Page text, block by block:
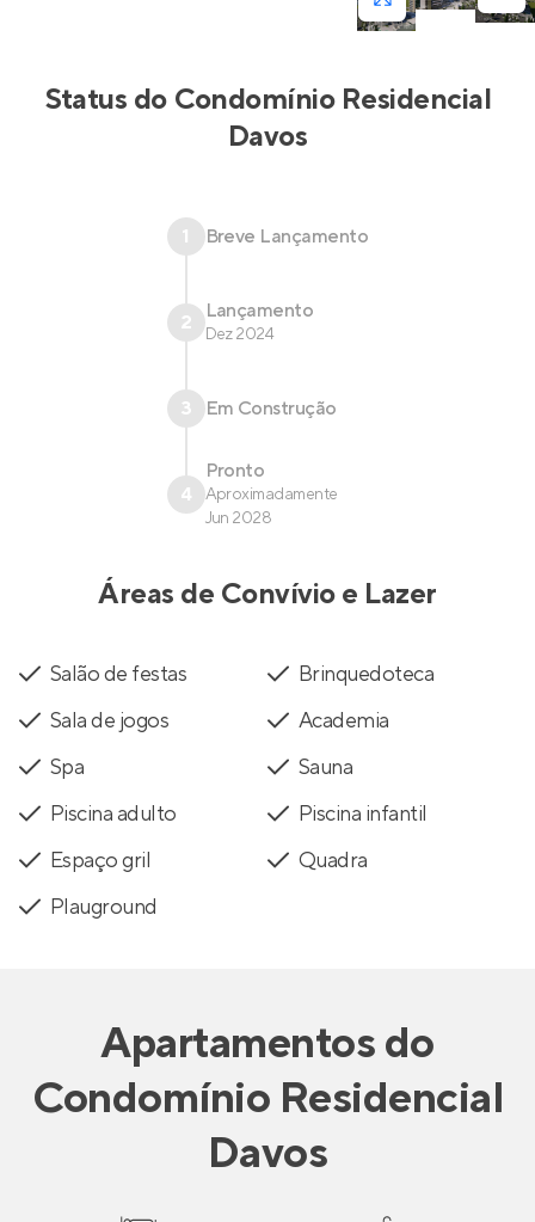
Status do Condomínio Residencial
Davos
1 Breve Lançamento
2 Lançamento
Dez 2024
3 Em Construção
4
Pronto
Aproximadamente
Jun 2028
Áreas de Convívio e Lazer
Salão de festas
Brinquedoteca
Sala de jogos
Academia
Spa
Sauna
Piscina adulto
Piscina infantil
Espaço gril
Quadra
Plauground
Apartamentosdo
Condomínio Residencial
Davos